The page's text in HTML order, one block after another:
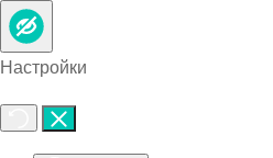
НастройкиSkip to main content